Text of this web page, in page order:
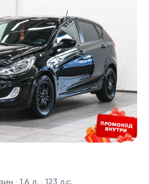
· 1.6 л. · 123 л.с.